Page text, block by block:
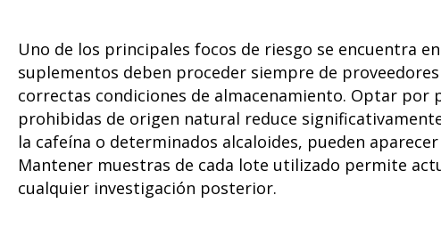
Uno de los principales focos de riesgo se encuentra
suplementos deben proceder siempre de
correctas condiciones de almacenamiento. Optar
prohibidas de origen natural reduce
la cafeína o determinados alcaloides, pueden
Mantener muestras de cada lote utilizado permite
cualquier investigación posterior.